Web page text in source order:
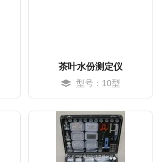
茶叶水份测定仪
型号：10型